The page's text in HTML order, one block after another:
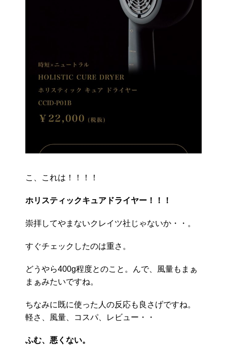
こ、これは！！！！
ホリスティックキュアドライヤー！！！
崇拝してやまないクレイツ社じゃないか・・。
すぐチェックしたのは重さ。
どうやら400g程度とのこと。んで、風量もまぁ
まぁみたいですね。
ちなみに既に使った人の反応も良さげですね。
軽さ、風量、コスパ、レビュー・・
ふむ、悪くない。